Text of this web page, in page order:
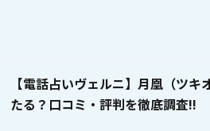
【電話占いヴェルニ】月凰（ツ
たる？口コミ・評判を徹底調査!!